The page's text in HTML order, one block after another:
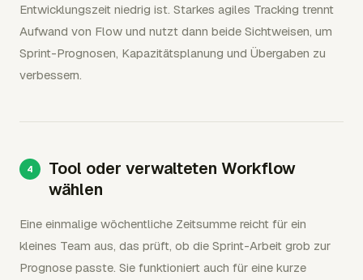
Entwicklungszeit niedrig ist. Starkes agiles Tracking trennt
Aufwand von Flow und nutzt dann beide Sichtweisen, um
Sprint-Prognosen, Kapazitätsplanung und Übergaben zu
verbessern.
Tool oder verwalteten Workflow
wählen
Eine einmalige wöchentliche Zeitsumme reicht für ein
kleines Team aus, das prüft, ob die Sprint-Arbeit grob zur
Prognose passte. Sie funktioniert auch für eine kurze